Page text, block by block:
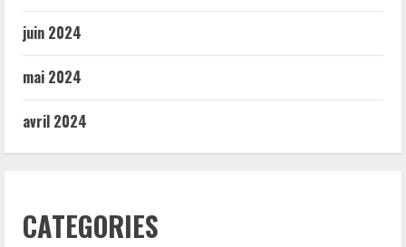
juin 2024
mai 2024
avril 2024
CATEGORIES